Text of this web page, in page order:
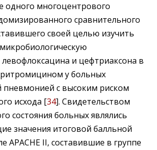
одного многоцентрового
сравнительного
своей целью изучить
и цефтриаксона в
у больных
пневмонией с высоким риском
исхода [34]. Cвидетельством
состояния больных являлись
значения итоговой балльной
APACHE II, составившие в группе